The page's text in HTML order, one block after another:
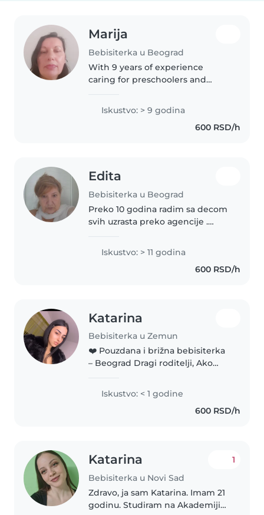
Marija
Bebisiterka u Beograd
With 9 years of experience
caring for preschoolers and
wealth of knowledge and
enthusiasm to my role as a
babysitter. I'm comfortable
Iskustvo: > 9 godina
600 RSD/h
Edita
Bebisiterka u Beograd
Preko 10 godina radim sa decom
svih uzrasta preko agencije .
registrovana sa kompletnom
dokumentacijom iz Sup-a i suda..
Iskustvo: > 11 godina
600 RSD/h
Katarina
Bebisiterka u Zemun
❤️ Pouzdana i brižna bebisiterka
– Beograd Dragi roditelji, Ako
potpunim poverenjem moći da
prepustite ono najvrednije što
imate, biće mi zadovoljstvo..
Iskustvo: < 1 godine
600 RSD/h
Katarina
Bebisiterka u Novi Sad
1
Zdravo, ja sam Katarina. Imam 21
godinu. Studiram na Akademiji